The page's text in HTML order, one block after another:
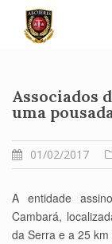
content
Associados
uma
01/02/2017
A entidade
Cambará,
da Serra e a 25